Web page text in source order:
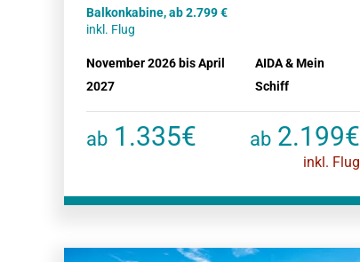
Balkonkabine, ab 2.799
inkl. Flug
November 2026 bis April
2027
AIDA & Mein
Schiff
ab 1.335€ ab 2.199€
inkl. Flug